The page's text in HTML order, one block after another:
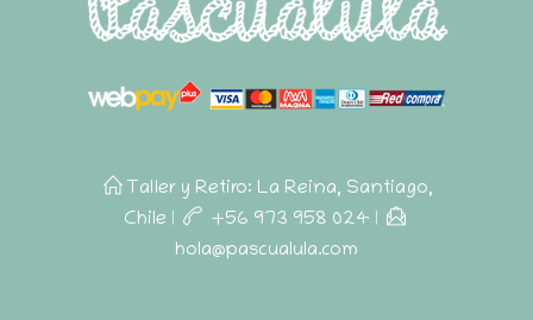
Taller y Retiro: La Reina, Santiago,
Chile | +56 973 958 024 |
hola@pascualula.com